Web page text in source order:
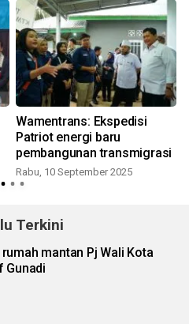
Wamentrans: Ekspedisi
Patriot energi baru
pembangunan transmigrasi
Rabu, 10 September 2025
Terkini
mantan Pj Wali Kota
Gunadi